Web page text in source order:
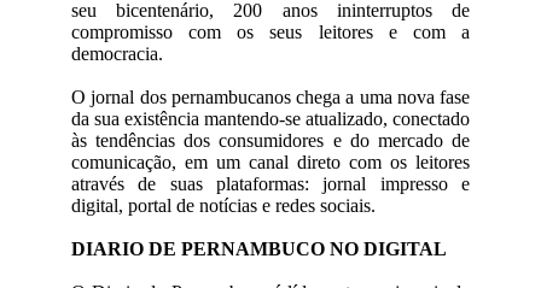
seu bicentenário, 200 anos ininterruptos de
compromisso com os seus leitores e com a
democracia.
O jornal dos pernambucanos chega a uma nova fase
da sua existência mantendo-se atualizado, conectado
às tendências dos consumidores e do mercado de
comunicação, em um canal direto com os leitores
através de suas plataformas: jornal impresso e
digital, portal de notícias e redes sociais.
DIARIO DE PERNAMBUCO NO DIGITAL